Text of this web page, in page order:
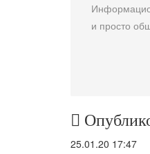
и просто
25.01.20 17:47